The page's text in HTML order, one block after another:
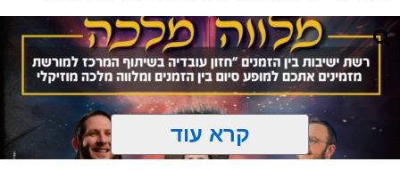
קרא עוד